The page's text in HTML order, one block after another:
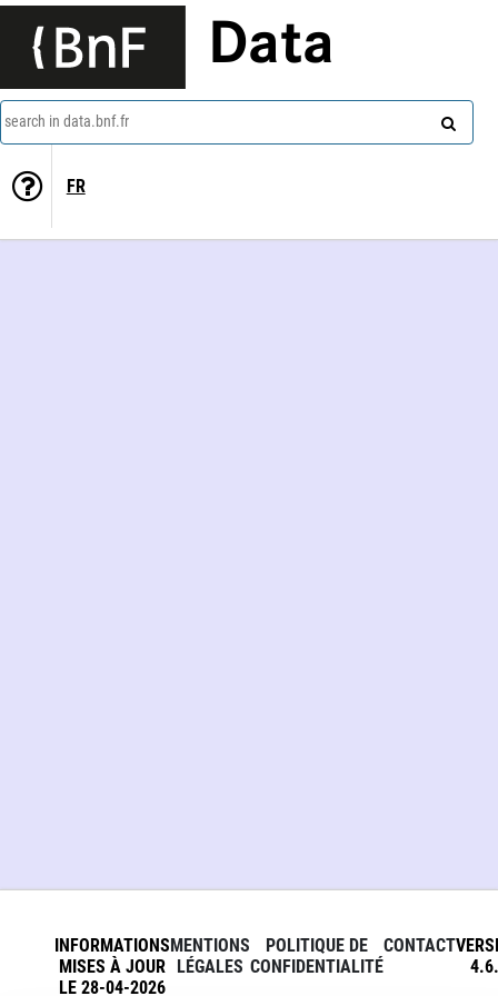
Data
search in data.bnf.fr
FR
INFORMATIONS
MISES À JOUR
LE 28-04-2026
MENTIONS
LÉGALES
POLITIQUE DE
CONFIDENTIALITÉ
CONTACT